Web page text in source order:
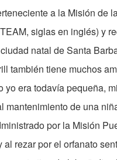
a la Misión de
siglas en inglés) y
natal de Santa
también tiene muchos
yo era todavía pequeña,
mantenimiento de una
por la Misión
al rezar por el orfanato